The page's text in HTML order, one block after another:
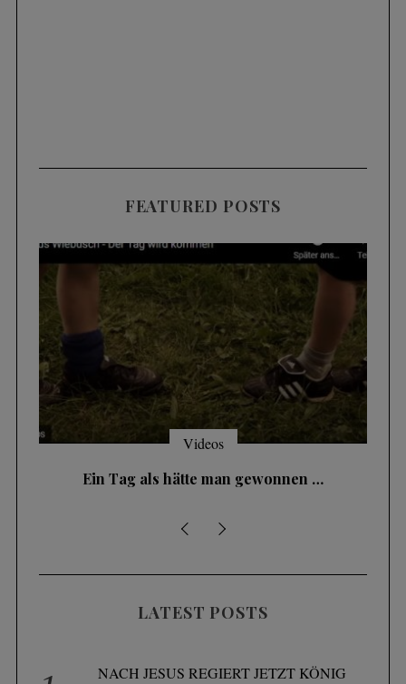
FEATURED POSTS
Videos
Ein Tag als hätte man gewonnen …
LATEST POSTS
NACH JESUS REGIERT JETZT KÖNIG